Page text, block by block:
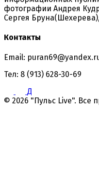
фотографии Андрея
Сергея
Контакты
Email:
Тел: 8 (913) 628-30-69
Д
© 2026 "Пульс Live". Все